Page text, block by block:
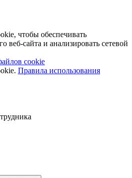
чтобы обеспечивать
веб-сайта и анализировать сетевой
cookie
Правила использования